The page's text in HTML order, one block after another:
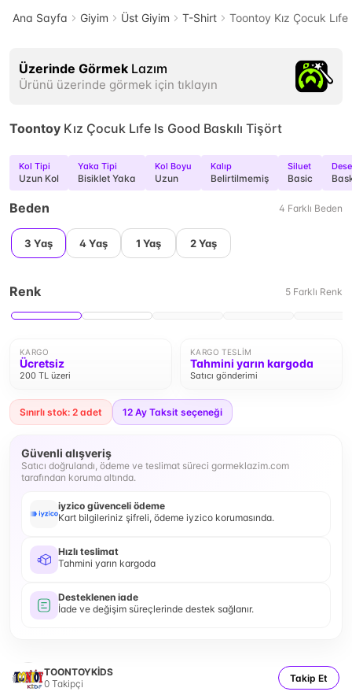
Ana Sayfa Giyim Üst Giyim T-Shirt Toontoy Kız Çocuk Lıfe
Üzerinde Görmek Lazım
Ürünü üzerinde görmek için tıklayın
Toontoy Kız Çocuk Lıfe Is Good Baskılı Tişört
Kol Tipi
Uzun Kol
Yaka Tipi
Bisiklet Yaka
Kol Boyu
Uzun
Kalıp
Belirtilmemiş
Siluet
Basic
Beden 4 Farklı Beden
3 Yaş 4 Yaş 1 Yaş 2 Yaş
Renk 5 Farklı Renk
KARGO
Ücretsiz
200 TL üzeri
KARGO TESLIM
Tahmini yarın kargoda
Satıcı gönderimi
Sınırlı stok: 2 adet 12 Ay Taksit seçeneği
Güvenli alışveriş
Satıcı doğrulandı, ödeme ve teslimat süreci gormeklazim.com
tarafından koruma altında.
iyzico güvenceli ödeme
Kart bilgileriniz şifreli, ödeme iyzico korumasında.
Hızlı teslimat
Tahmini yarın kargoda
Desteklenen iade
İade ve değişim süreçlerinde destek sağlanır.
TOONTOYKİDS
0 Takipçi Takip Et